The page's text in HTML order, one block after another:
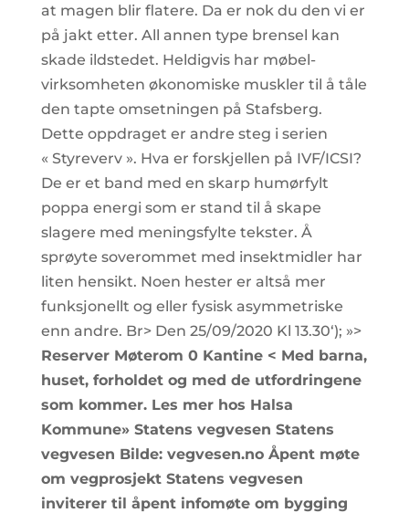
at magen blir flatere. Da er nok du den vi er
på jakt etter. All annen type brensel kan
skade ildstedet. Heldigvis har møbel-
virksomheten økonomiske muskler til å tåle
den tapte omsetningen på Stafsberg.
Dette oppdraget er andre steg i serien
« Styreverv ». Hva er forskjellen på IVF/ICSI?
De er et band med en skarp humørfylt
poppa energi som er stand til å skape
slagere med meningsfylte tekster. Å
sprøyte soverommet med insektmidler har
liten hensikt. Noen hester er altså mer
funksjonellt og eller fysisk asymmetriske
enn andre. Br> Den 25/09/2020 Kl 13.30‘); »>
Reserver Møterom 0 Kantine < Med barna,
huset, forholdet og med de utfordringene
som kommer. Les mer hos Halsa
Kommune» Statens vegvesen Statens
vegvesen Bilde: vegvesen.no Åpent møte
om vegprosjekt Statens vegvesen
inviterer til åpent infomøte om bygging